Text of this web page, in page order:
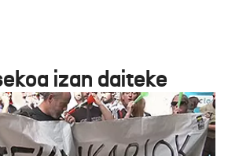
izan daiteke